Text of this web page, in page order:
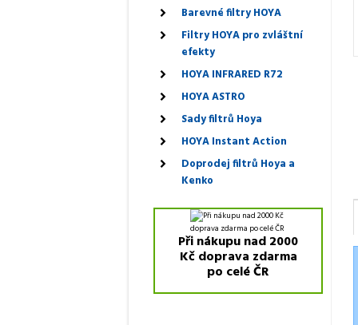
Barevné filtry HOYA
Filtry HOYA pro zvláštní
efekty
HOYA INFRARED R72
HOYA ASTRO
Sady filtrů Hoya
HOYA Instant Action
Doprodej filtrů Hoya a
Kenko
Při nákupu nad 2000
Kč doprava zdarma
po celé ČR